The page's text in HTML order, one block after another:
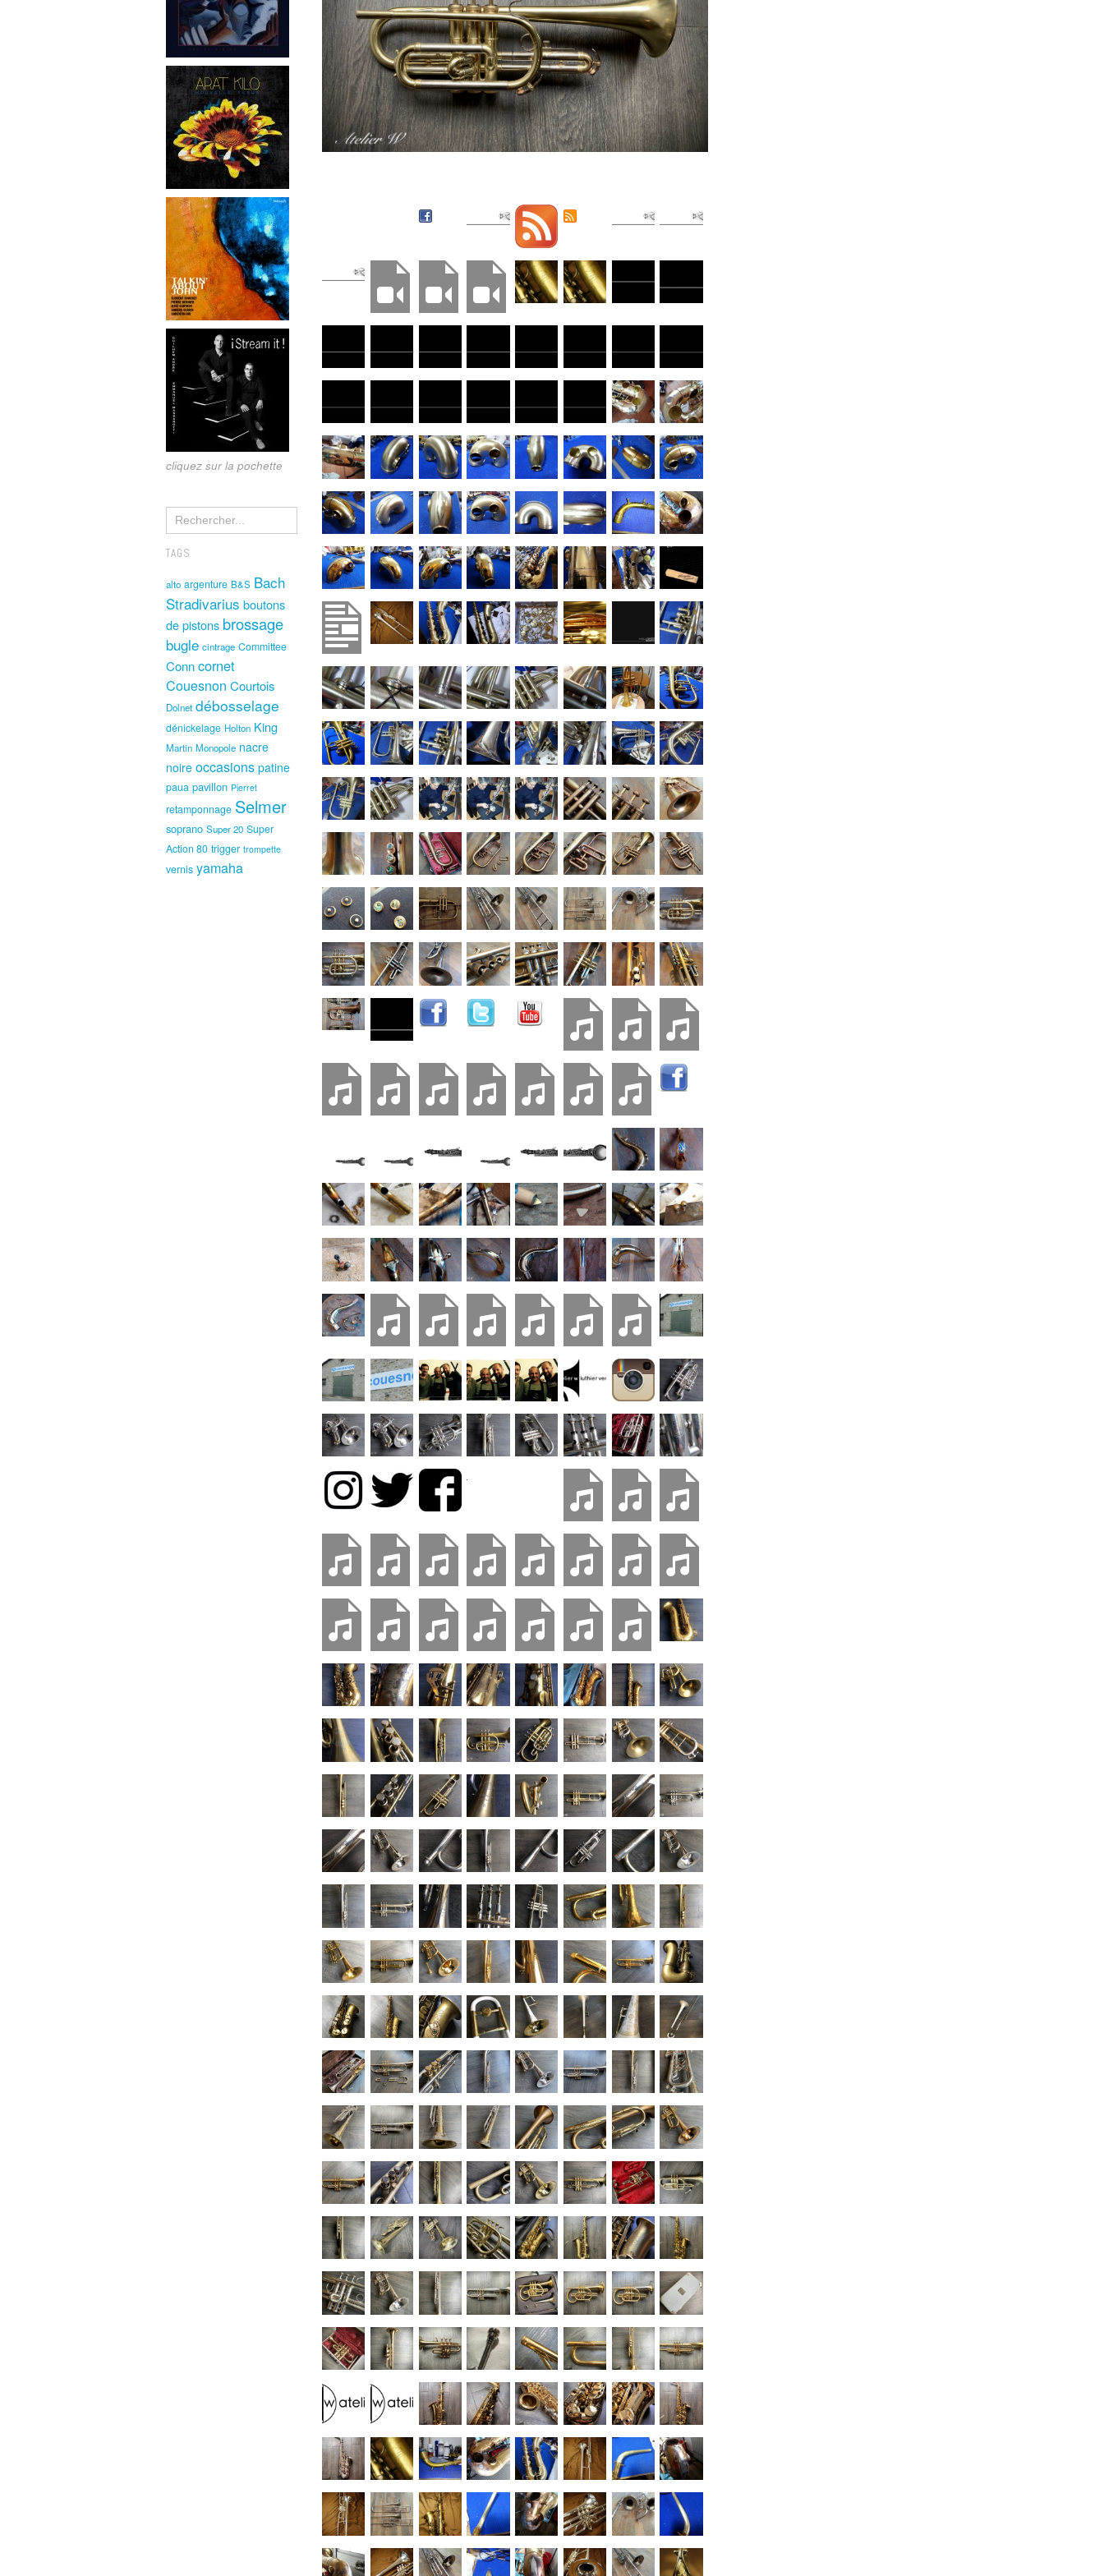
cliquez sur la pochette
TAGS
alto argenture B&S Bach
Stradivarius boutons
de pistons brossage
bugle cintrage Committee
Conncornet
Couesnon Courtois
Dolnet débosselage
dénickelage Holton King
Martin Monopole nacre
noire occasions patine
paua pavillon Pierret
retamponnage Selmer
soprano Super 20 Super
Action 80 trigger trompette
vernis yamaha